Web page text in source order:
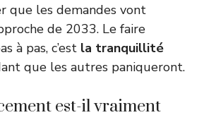
que les demandes vont
de 2033. Le faire
à pas, c’est la tranquillité
que les autres paniqueront.
est-il vraiment